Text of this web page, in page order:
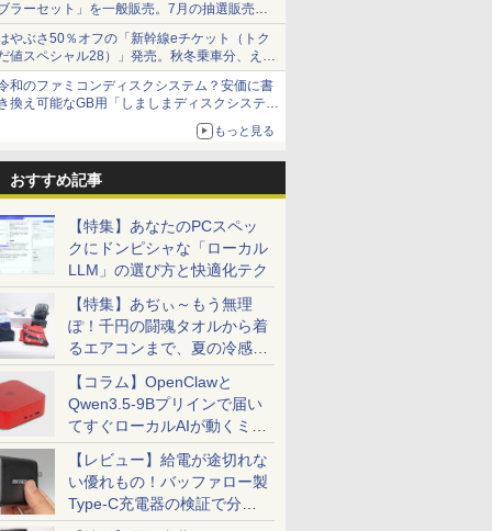
ラーセット」を一般販売。7月の抽選販売の
選無効分
やぶさ50％オフの「新幹線eチケット（トク
値スペシャル28）」発売。秋冬乗車分、えき
っと限定
和のファミコンディスクシステム？安価に書
換え可能なGB用「しましまディスクシステ
もっと見る
おすすめ記事
【特集】あなたのPCスペッ
クにドンピシャな「ローカル
LLM」の選び方と快適化テク
【特集】あぢぃ～もう無理
ぽ！千円の闘魂タオルから着
るエアコンまで、夏の冷感グ
ッズ一挙紹介
【コラム】OpenClawと
Qwen3.5-9Bプリインで届い
てすぐローカルAIが動くミニ
PC「SER9 Pro」
【レビュー】給電が途切れな
い優れもの！バッファロー製
Type-C充電器の検証で分か
ったこと